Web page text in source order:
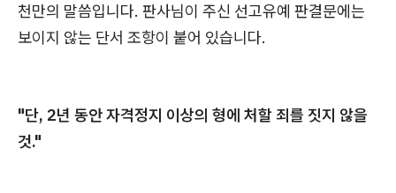
천만의 말씀입니다. 판사님이 주신 선고유예 판결문에는
보이지 않는 단서 조항이 붙어 있습니다.
"단, 2년 동안 자격정지 이상의 형에 처할 죄를 짓지 않을
것."